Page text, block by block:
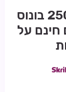
חבילת קבלת פנים: עד 250% בונוס
ספינים חינם על